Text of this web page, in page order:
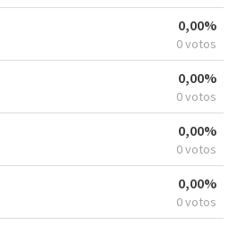
0,00%
0 votos
0,00%
0 votos
0,00%
0 votos
0,00%
0 votos